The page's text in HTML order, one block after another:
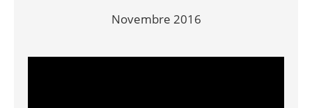
Novembre 2016